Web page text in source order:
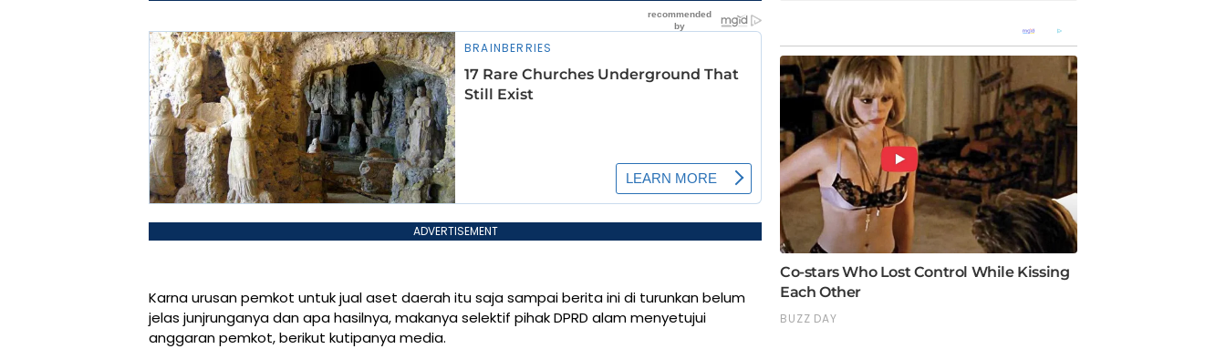
ADVERTISEMENT
Karna urusan pemkot untuk jual aset daerah itu saja sampai berita ini di turunkan belum
jelas junjrunganya dan apa hasilnya, makanya selektif pihak DPRD alam menyetujui
anggaran pemkot, berikut kutipanya media.